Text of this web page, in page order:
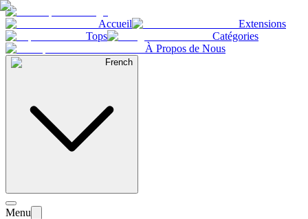
Accueil
Extensions
Tops
Catégories
À Propos de Nous
French
Menu